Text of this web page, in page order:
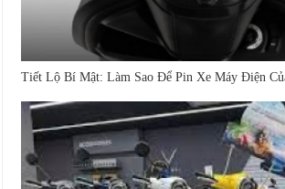
Tiết Lộ Bí Mật: Làm Sao Để Pin Xe Máy Điện